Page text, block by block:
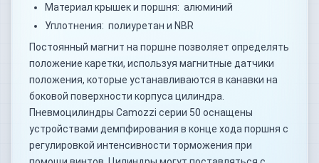
Материал крышек и поршня: алюминий
Уплотнения: полиуретан и NBR
Постоянный магнит на поршне позволяет определять
положение каретки, используя магнитные датчики
положения, которые устанавливаются в канавки на
боковой поверхности корпуса цилиндра.
Пневмоцилиндры Camozzi серии 50 оснащены
устройствами демпфирования в конце хода поршня с
регулировкой интенсивности торможения при